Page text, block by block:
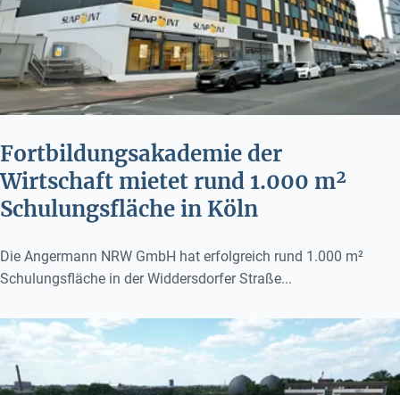
Fortbildungsakademie der
Wirtschaft mietet rund 1.000 m²
Schulungsfläche in Köln
Die Angermann NRW GmbH hat erfolgreich rund 1.000 m²
Schulungsfläche in der Widdersdorfer Straße...